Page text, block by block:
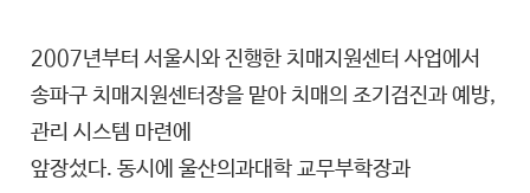
2007년부터 서울시와 진행한 치매지원센터 사업에서
송파구 치매지원센터장을 맡아 치매의 조기검진과 예방,
관리 시스템 마련에
앞장섰다. 동시에 울산의과대학 교무부학장과